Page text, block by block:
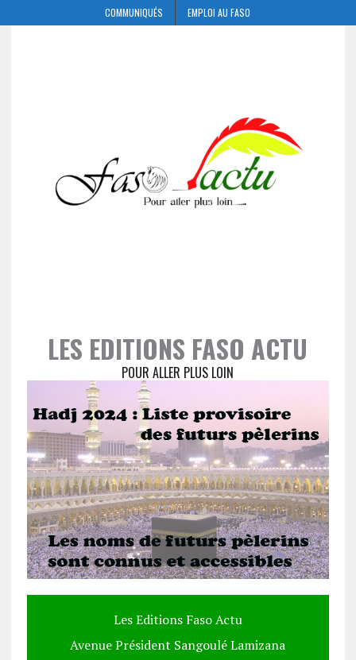
COMMUNIQUÉS EMPLOI AU FASO
LES EDITIONS FASO ACTU
POUR ALLER PLUS LOIN
Les Editions Faso Actu
Avenue Président Sangoulé Lamizana